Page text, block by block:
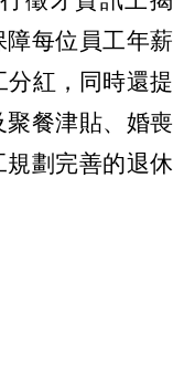
每位員工年薪
分紅，同時還提
餐津貼、婚喪
劃完善的退休